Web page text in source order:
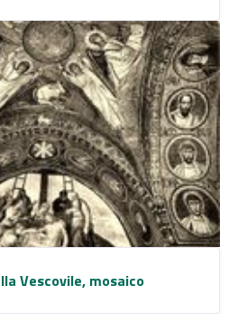
Vescovile, mosaico